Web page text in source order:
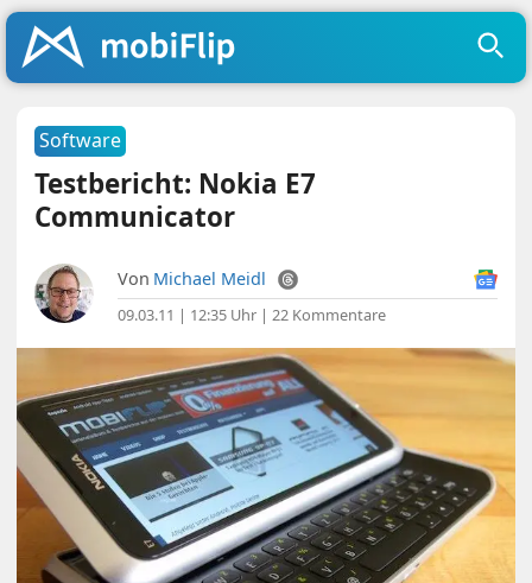
Software
Testbericht: Nokia E7
Communicator
Von Michael Meidl
09.03.11 | 12:35 Uhr |22 Kommentare